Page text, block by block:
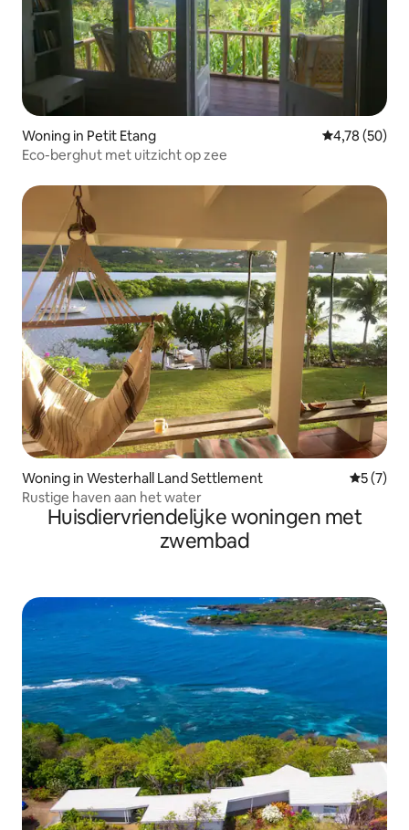
Woning in Petit Etang Gemiddelde
4,78 (50)
Eco-berghut met uitzicht op zee
Woning in Westerhall Land Settlement
5 (7)
Rustige haven aan het water
Huisdiervriendelijke woningen met
zwembad